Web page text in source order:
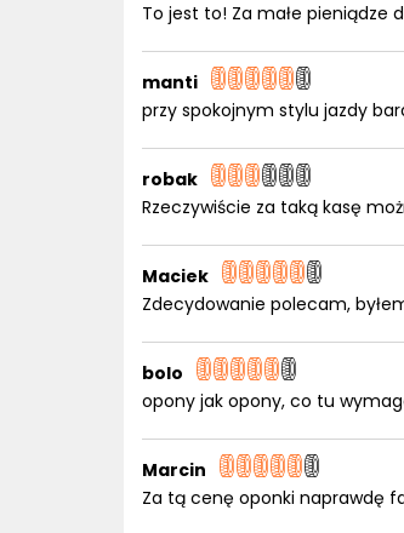
To jest to! Za małe pieniądze
manti
przy spokojnym stylu jazdy
robak
Rzeczywiście za taką kasę
Maciek
Zdecydowanie polecam,
bolo
opony jak opony, co tu
Marcin
Za tą cenę oponki naprawdę